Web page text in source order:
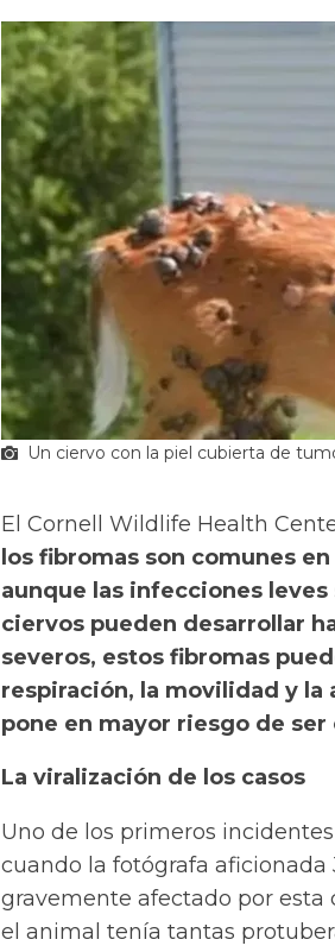
Un ciervo con la piel cubierta de
El Cornell Wildlife Health
los fibromas son comunes
aunque las infecciones
ciervos pueden desarrollar
severos, estos fibromas
respiración, la movilidad y la
pone en mayor riesgo de
La viralización de los casos
Uno de los primeros
cuando la fotógrafa
gravemente afectado por esta
el animal tenía tantas